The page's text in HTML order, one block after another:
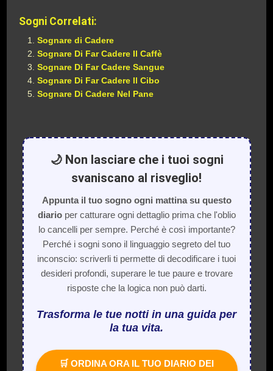
Sogni Correlati:
Sognare di Cadere
Sognare Di Far Cadere Il Caffè
Sognare Di Far Cadere Sangue
Sognare Di Far Cadere Il Cibo
Sognare Di Cadere Nel Pane
🌙 Non lasciare che i tuoi sogni
svaniscano al risveglio!
Appunta il tuo sogno ogni mattina su questo
diarioper catturare ogni dettaglio prima che l'oblio
lo cancelli per sempre. Perché è così importante?
Perché i sogni sono il linguaggio segreto del tuo
inconscio: scriverli ti permette di decodificare i tuoi
desideri profondi, superare le tue paure e trovare
risposte che la logica non può darti.
Trasforma le tue notti in una guida per
la tua vita.
🛒 ORDINA ORA IL TUO DIARIO DEI